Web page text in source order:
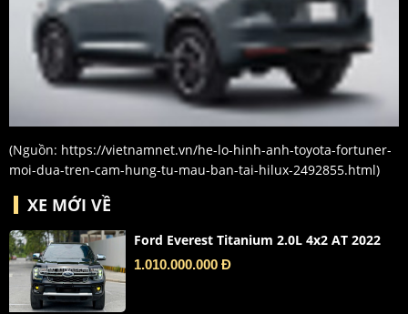
(Nguồn: https://vietnamnet.vn/he-lo-hinh-anh-toyota-fortuner-
moi-dua-tren-cam-hung-tu-mau-ban-tai-hilux-2492855.html)
XE MỚI VỀ
Ford Everest Titanium 2.0L 4x2 AT 2022
1.010.000.000 Đ